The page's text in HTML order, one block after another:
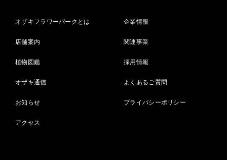
オザキフラワーパークとは
店舗案内
植物図鑑
オザキ通信
お知らせ
アクセス
企業情報
関連事業
採用情報
よくあるご質問
プライバシーポリシー